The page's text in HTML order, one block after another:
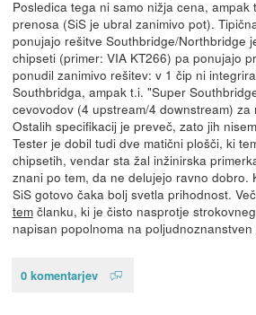
Posledica tega ni samo nižja cena, ampak
prenosa (SiS je ubral zanimivo pot).
ponujajo rešitve Southbridge/Northbridge
chipseti (primer: VIA KT266) pa ponujajo
ponudil zanimivo rešitev: v 1 čip ni
Southbridga, ampak t.i. "Super
cevovodov (4 upstream/4 downstream) za
Ostalih specifikacij je preveč, zato jih
Tester je dobil tudi dve matični plošči, ki
chipsetih, vendar sta žal inžinirska
znani po tem, da ne delujejo ravno dobro.
SiS gotovo čaka bolj svetla prihodnost.
temčlanku, ki je čisto nasprotje
napisan popolnoma na poljudnoznanstven
0 komentarjev